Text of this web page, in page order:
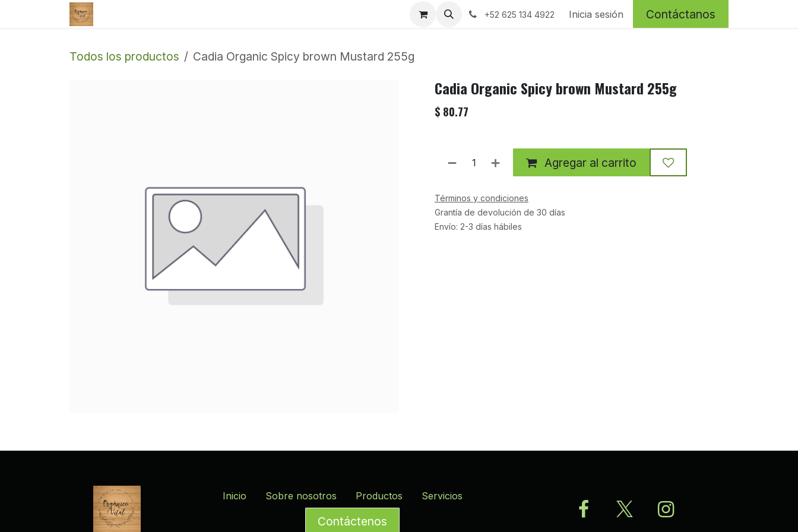
Ir al contenido +52 625 134 4922 Inicia sesión Contáctanos
Todos los productos Cadia Organic Spicy brown Mustard 255g
Cadia Organic Spicy brown Mustard 255g
$ 80.77
Agregar al carrito
Términos y condiciones
Grantía de devolución de 30 días
Envío: 2-3 días hábiles
Inicio Sobre nosotros Productos Servicios
Contáctenos